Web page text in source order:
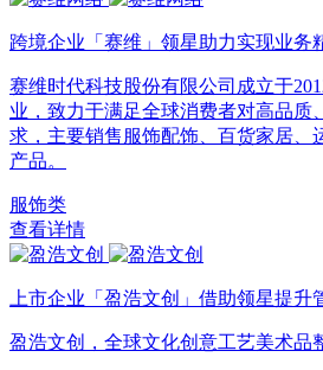
跨境企业「赛维」领星助力实现业务
赛维时代科技股份有限公司成立于
业，致力于满足全球消费者对高品质
求，主要销售服饰配饰、百货家居、
产品。
服饰类
查看详情
上市企业「盈浩文创」借助领星提升
盈浩文创，全球文化创意工艺美术品